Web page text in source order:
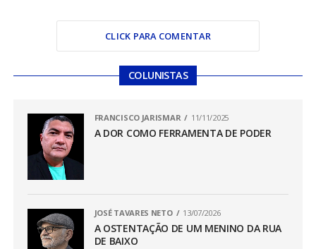
CLICK PARA COMENTAR
COLUNISTAS
FRANCISCO JARISMAR 11/11/2025
A DOR COMO FERRAMENTA DE PODER
JOSÉ TAVARES NETO 13/07/2026
A OSTENTAÇÃO DE UM MENINO DA RUA
DE BAIXO